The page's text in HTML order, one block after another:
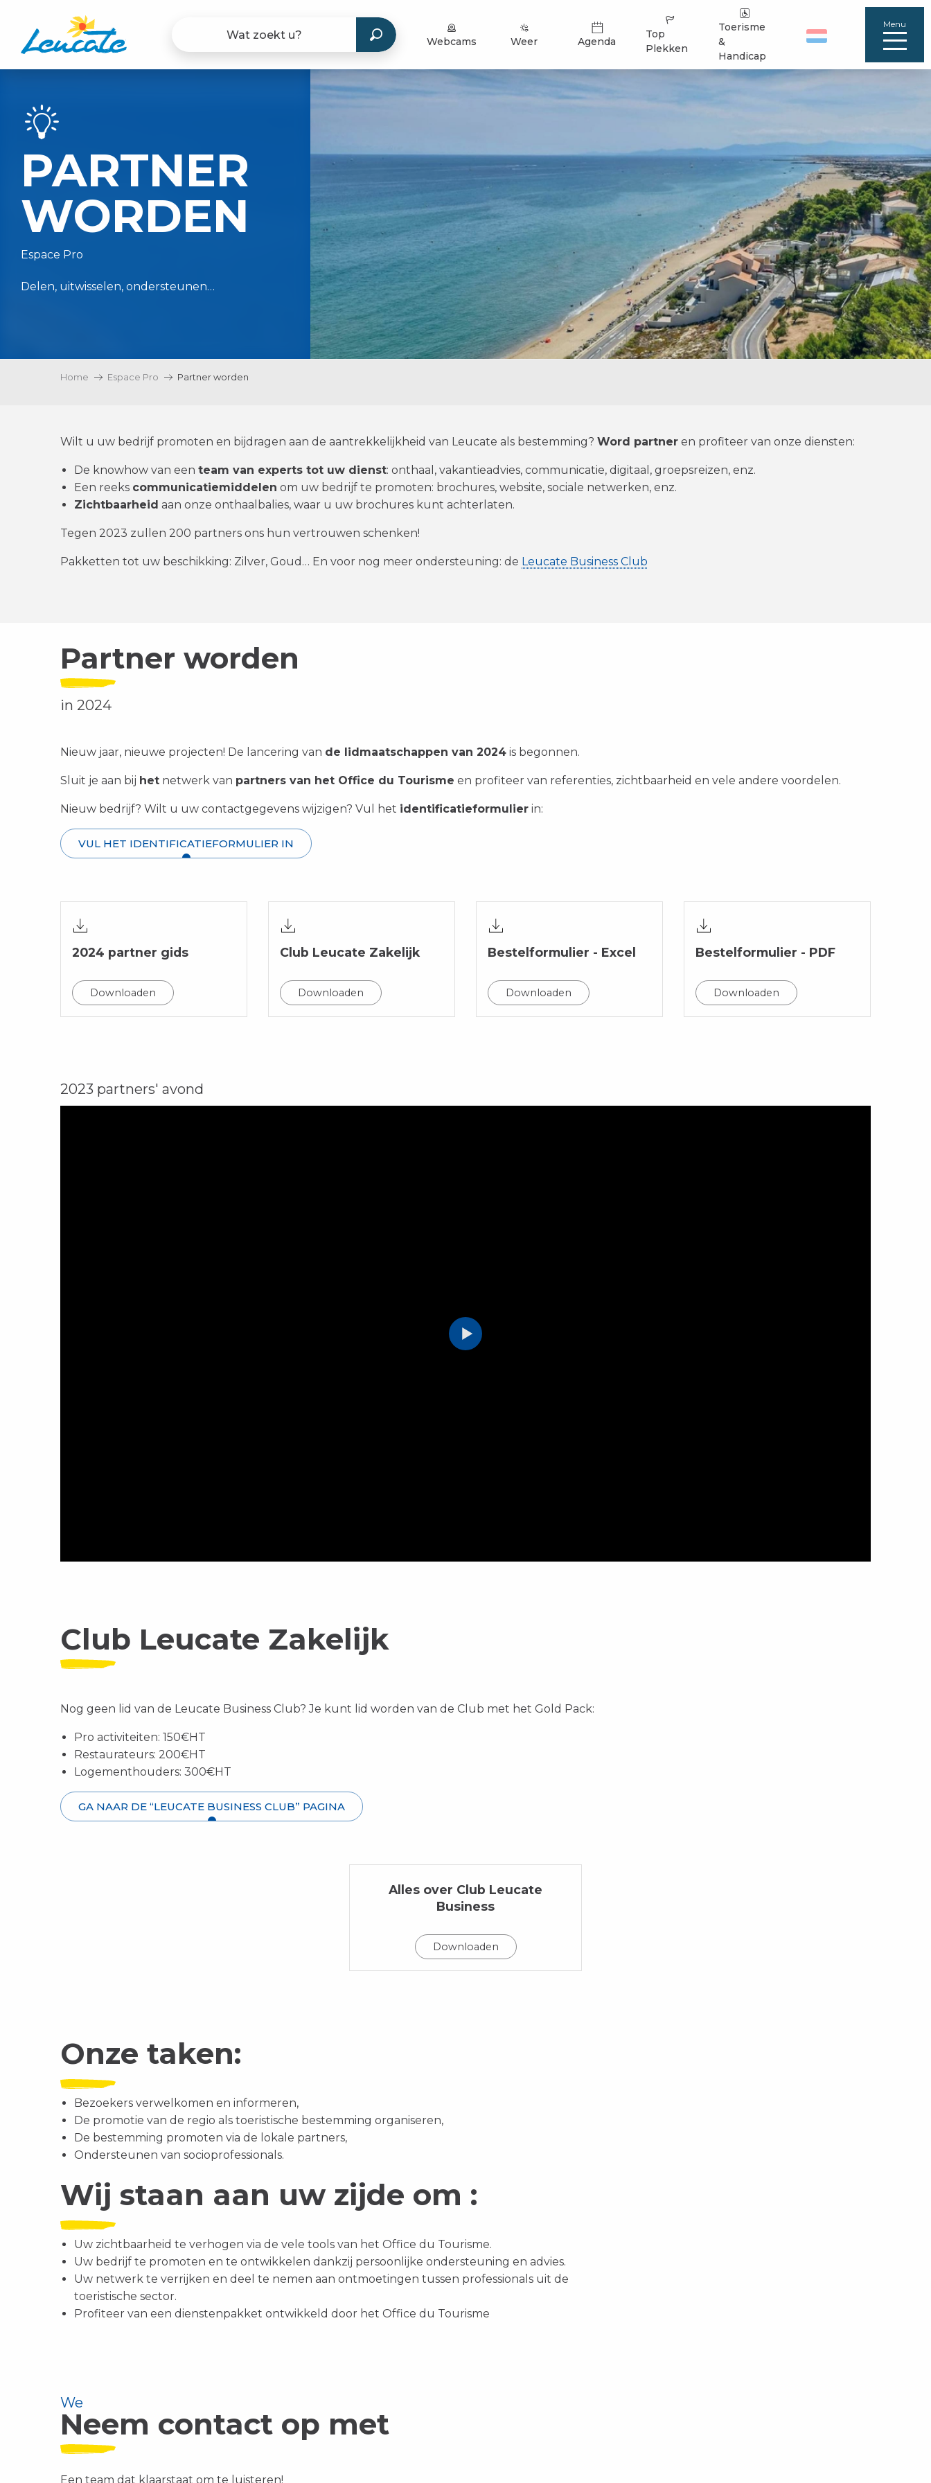
contenu
principal
Webcams Weer Agenda
Top
Plekken
Toerisme
&
Handicap
Menu
PARTNER
WORDEN
Espace Pro
Delen, uitwisselen, ondersteunen…
Home Espace Pro Partner worden
Wilt u uw bedrijf promoten en bijdragen aan de aantrekkelijkheid van Leucate als bestemming? Word partner en profiteer van onze diensten:
De knowhow van een team van experts tot uw dienst: onthaal, vakantieadvies, communicatie, digitaal, groepsreizen, enz.
Een reeks communicatiemiddelen om uw bedrijf te promoten: brochures, website, sociale netwerken, enz.
Zichtbaarheid aan onze onthaalbalies, waar u uw brochures kunt achterlaten.
Tegen 2023 zullen 200 partners ons hun vertrouwen schenken!
Pakketten tot uw beschikking: Zilver, Goud… En voor nog meer ondersteuning: de Leucate Business Club
Partner worden
in 2024
Nieuw jaar, nieuwe projecten! De lancering van de lidmaatschappen van 2024 is begonnen.
Sluit je aan bij het netwerk van partners van het Office du Tourisme en profiteer van referenties, zichtbaarheid en vele andere voordelen.
Nieuw bedrijf? Wilt u uw contactgegevens wijzigen? Vul het identificatieformulier in:
VUL HET IDENTIFICATIEFORMULIER IN
2024 partner gids
Downloaden
Club Leucate Zakelijk
Downloaden
Bestelformulier - Excel
Downloaden
Bestelformulier - PDF
Downloaden
2023 partners' avond
Club Leucate Zakelijk
Nog geen lid van de Leucate Business Club? Je kunt lid worden van de Club met het Gold Pack:
Pro activiteiten: 150€HT
Restaurateurs: 200€HT
Logementhouders: 300€HT
GA NAAR DE “LEUCATE BUSINESS CLUB” PAGINA
Alles over Club Leucate
Business
Downloaden
Onze taken:
Bezoekers verwelkomen en informeren,
De promotie van de regio als toeristische bestemming organiseren,
De bestemming promoten via de lokale partners,
Ondersteunen van socioprofessionals.
Wij staan aan uw zijde om :
Uw zichtbaarheid te verhogen via de vele tools van het Office du Tourisme.
Uw bedrijf te promoten en te ontwikkelen dankzij persoonlijke ondersteuning en advies.
Uw netwerk te verrijken en deel te nemen aan ontmoetingen tussen professionals uit de
toeristische sector.
Profiteer van een dienstenpakket ontwikkeld door het Office du Tourisme
We
Neem contact op met
Een team dat klaarstaat om te luisteren!